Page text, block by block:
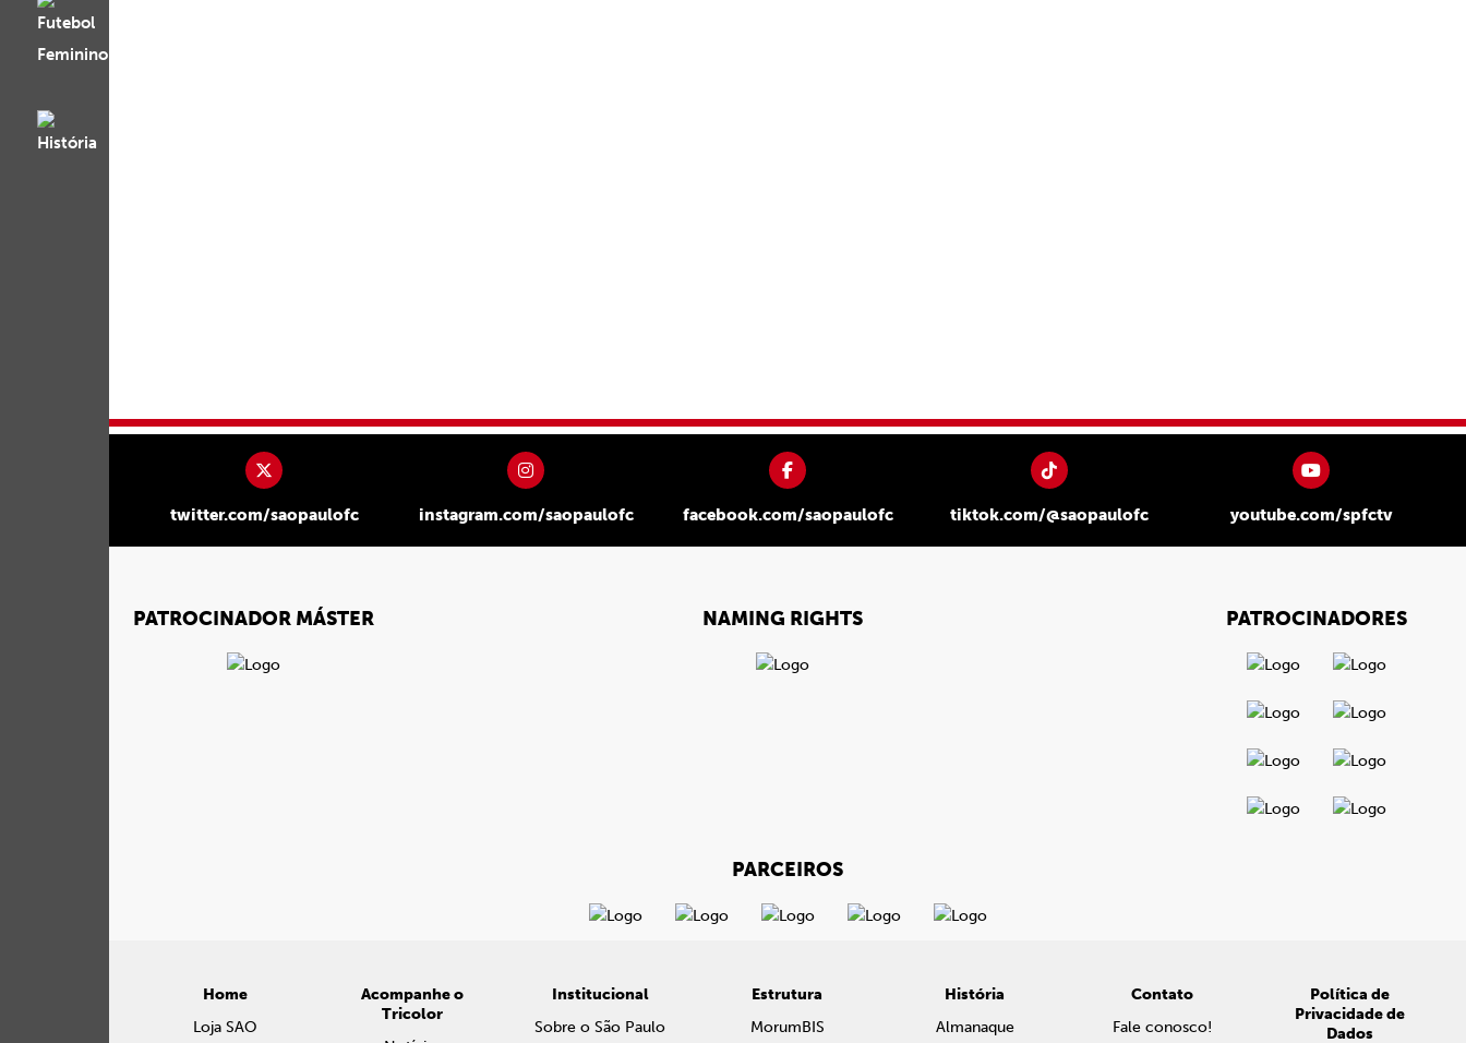
twitter.com/saopaulofc instagram.com/saopaulofc facebook.com/saopaulofc tiktok.com/@saopaulofc youtube.com/spfctv
PATROCINADOR MÁSTER NAMING RIGHTS PATROCINADORES
PARCEIROS
Home
Loja SAO
Acompanhe o
Tricolor
Institucional
Sobre o São Paulo
Estrutura
MorumBIS
História
Almanaque
Contato
Fale conosco!
Política de
Privacidade de
Dados